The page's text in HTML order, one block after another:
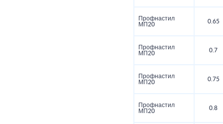
Профнастил
МП20
0.65
Профнастил
МП20
0.7
Профнастил
МП20
0.75
Профнастил
МП20
0.8